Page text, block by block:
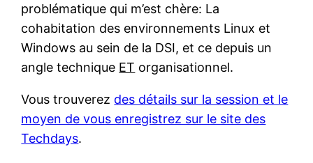
problématique qui m’est chère: La
cohabitation des environnements Linux et
Windows au sein de la DSI, et ce depuis un
angle technique ET organisationnel.
Vous trouverez des détails sur la session et le
moyen de vous enregistrez sur le site des
Techdays.